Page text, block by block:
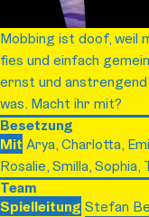
Mobbing ist doof, weil
fies und einfach
ernst und
was. Macht ihr mit?
Besetzung
Mit Arya, Charlotta,
Rosalie, Smilla,
Team
Spielleitung Stefan